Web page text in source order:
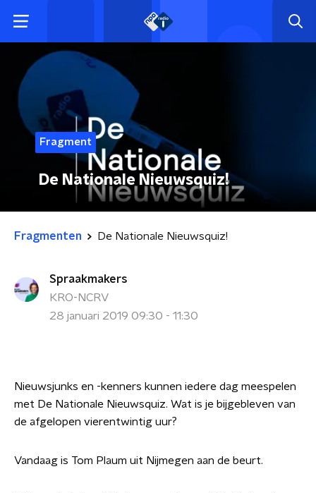
Fragment
De Nationale Nieuwsquiz!
Fragmenten De Nationale Nieuwsquiz!
Spraakmakers
KRO-NCRV
28 januari 2019 09:30 - 11:30
Nieuwsjunks en -kenners kunnen iedere dag meespelen
met De Nationale Nieuwsquiz. Wat is je bijgebleven van
de afgelopen vierentwintig uur?
Vandaag is Tom Plaum uit Nijmegen aan de beurt.